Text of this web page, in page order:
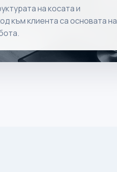
на косата и
към клиента са основата на